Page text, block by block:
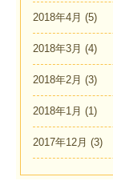
2018年4月 (5)
2018年3月 (4)
2018年2月 (3)
2018年1月 (1)
2017年12月 (3)